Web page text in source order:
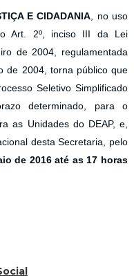
E CIDADANIA , no uso
Art. 2º, inciso III da Lei
de 2004, regulamentada
de 2004, torna público que
Seletivo Simplificado
determinado, para o
as Unidades do DEAP, e,
desta Secretaria, pelo
de 2016 até as 17 horas